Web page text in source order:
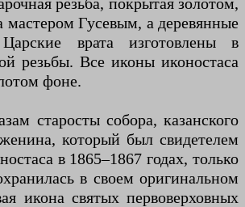
мастером Гусевым, а деревянные
врата изготовлены в
резьбы. Все иконы иконостаса
фоне.
старосты собора, казанского
который был свидетелем
в 1865–1867 годах, только
в своем оригинальном
икона святых первоверховных